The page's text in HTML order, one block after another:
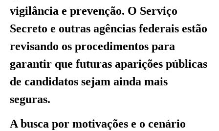
vigilância e prevenção. O Serviço
Secreto e outras agências federais estão
revisando os procedimentos para
garantir que futuras aparições públicas
de candidatos sejam ainda mais
seguras.
A busca por motivações e o cenário